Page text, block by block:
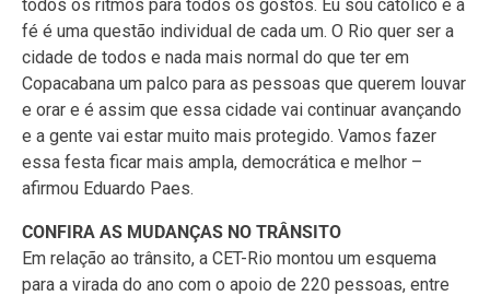
todos os ritmos para todos os gostos. Eu sou católico e a
fé é uma questão individual de cada um. O Rio quer ser a
cidade de todos e nada mais normal do que ter em
Copacabana um palco para as pessoas que querem louvar
e orar e é assim que essa cidade vai continuar avançando
e a gente vai estar muito mais protegido. Vamos fazer
essa festa ficar mais ampla, democrática e melhor –
afirmou Eduardo Paes.
CONFIRA AS MUDANÇAS NO TRÂNSITO
Em relação ao trânsito, a CET-Rio montou um esquema
para a virada do ano com o apoio de 220 pessoas, entre